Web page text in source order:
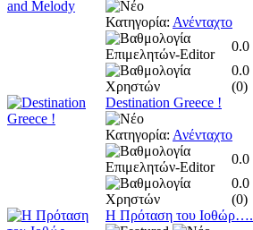
Κατηγορία: Ανένταχτο
0.0
0.0
(0)
Destination Greece !
Κατηγορία: Ανένταχτο
0.0
0.0
(0)
Η Πρόταση του Ιοθώρ….